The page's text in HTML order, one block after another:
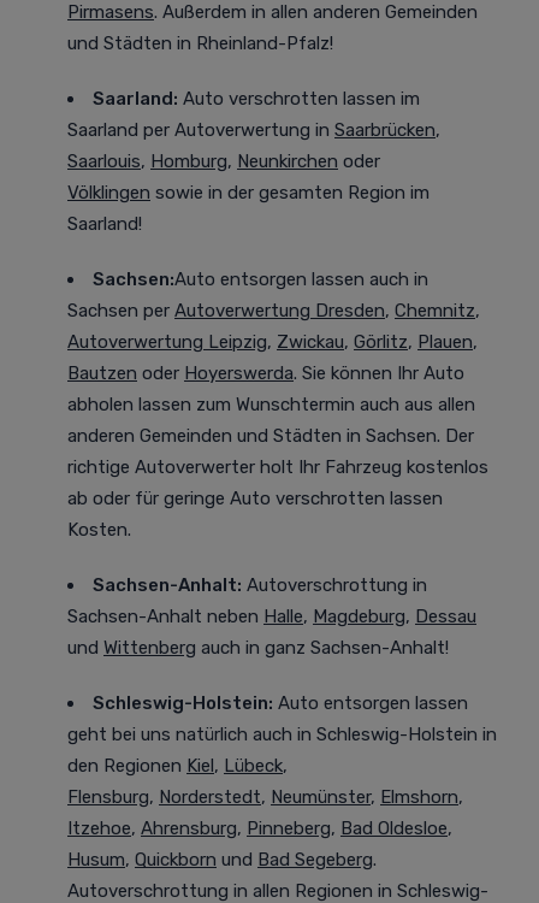
Pirmasens. Außerdem in allen anderen Gemeinden
und Städten in Rheinland-Pfalz!
Saarland: Auto verschrotten lassen im
Saarland per Autoverwertung in Saarbrücken,
Saarlouis, Homburg, Neunkirchen oder
Völklingen sowie in der gesamten Region im
Saarland!
Sachsen:Auto entsorgen lassen auch in
Sachsen per Autoverwertung Dresden, Chemnitz,
Autoverwertung Leipzig, Zwickau, Görlitz, Plauen,
Bautzen oder Hoyerswerda. Sie können Ihr Auto
abholen lassen zum Wunschtermin auch aus allen
anderen Gemeinden und Städten in Sachsen. Der
richtige Autoverwerter holt Ihr Fahrzeug kostenlos
ab oder für geringe Auto verschrotten lassen
Kosten.
Sachsen-Anhalt: Autoverschrottung in
Sachsen-Anhalt neben Halle, Magdeburg, Dessau
und Wittenberg auch in ganz Sachsen-Anhalt!
Schleswig-Holstein: Auto entsorgen lassen
geht bei uns natürlich auch in Schleswig-Holstein in
den Regionen Kiel, Lübeck,
Flensburg, Norderstedt, Neumünster, Elmshorn,
Itzehoe, Ahrensburg, Pinneberg, Bad Oldesloe,
Husum, Quickborn und Bad Segeberg.
Autoverschrottung in allen Regionen in Schleswig-